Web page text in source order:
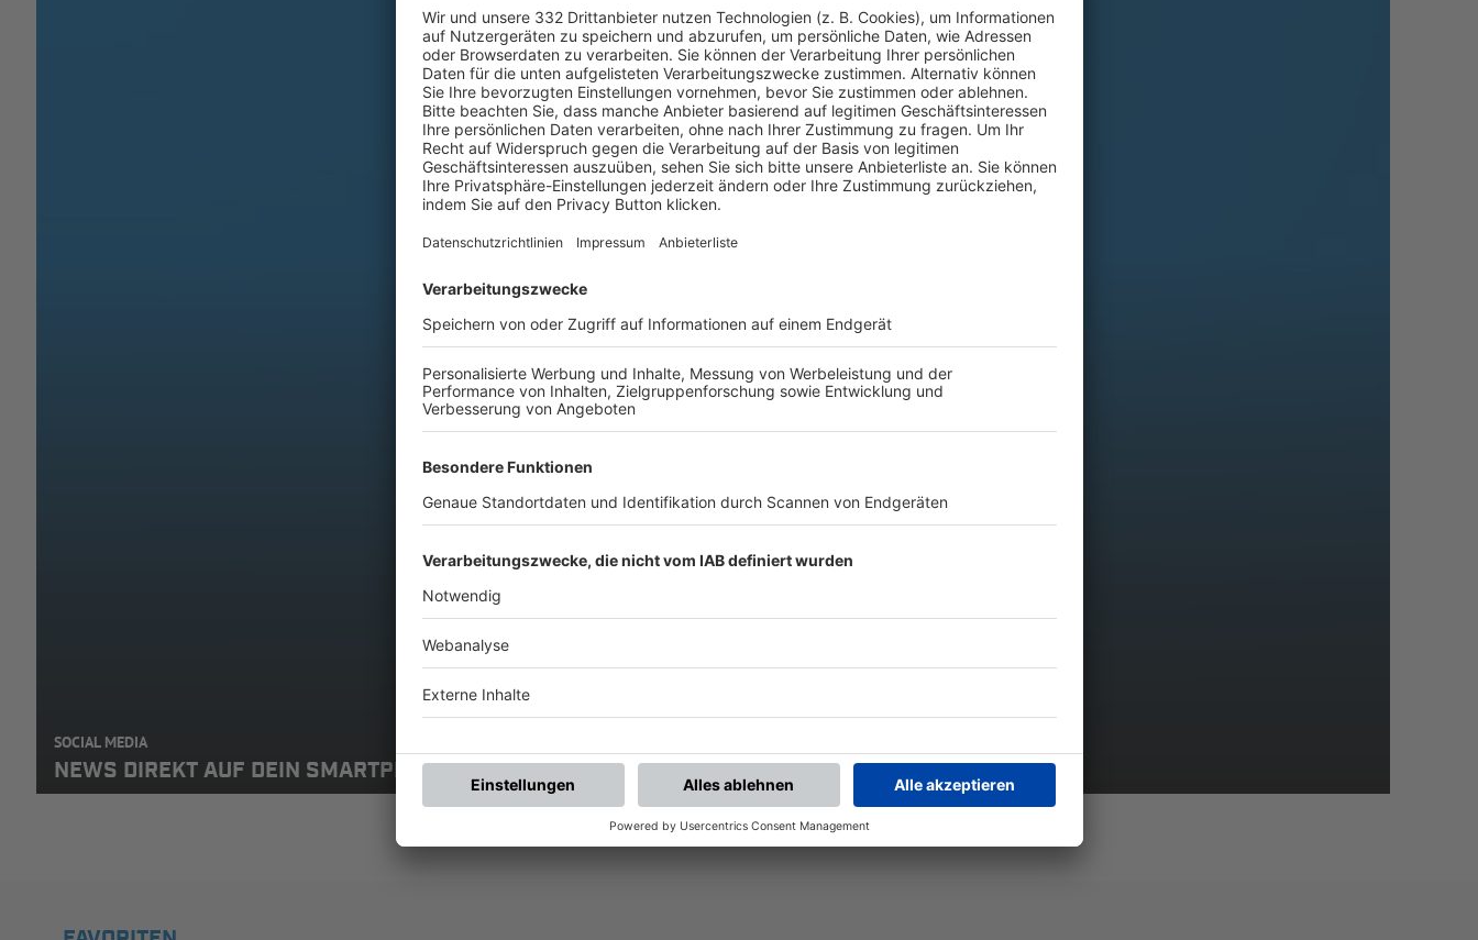
SOCIAL MEDIA
NEWS DIREKT AUF DEIN SMARTPHONE: ABONNIERE DEN BFV-WHATSAPP-KANAL!